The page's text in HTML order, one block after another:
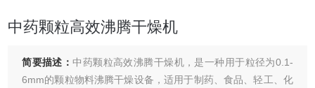
中药颗粒高效沸腾干燥机
简要描述：中药颗粒高效沸腾干燥机，是一种用于粒径为0.1-
6mm的颗粒物料沸腾干燥设备，适用于制药、食品、轻工、化